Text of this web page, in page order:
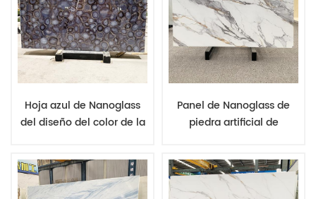
Hoja azul de Nanoglass
del diseño del color de la
piedra semipreciosa para
las tejas y las encimeras
Panel de Nanoglass de
piedra artificial de
fabricante de China,
precio al por mayor,
precio barato